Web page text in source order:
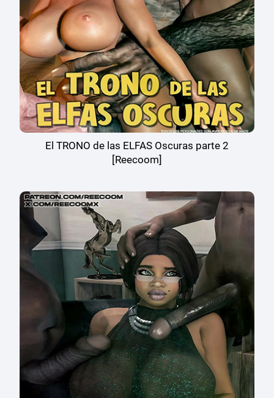
El TRONO de las ELFAS Oscuras parte 2
[Reecoom]